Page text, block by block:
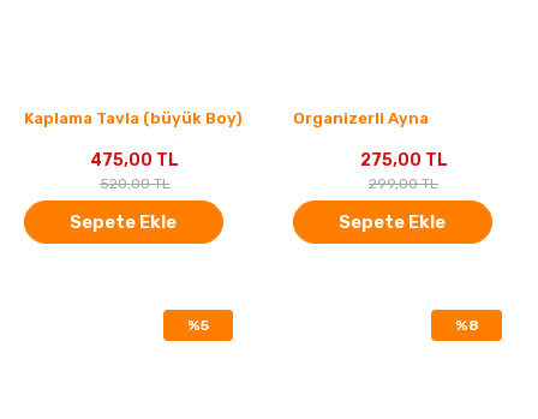
Kaplama Tavla (büyük Boy)
475,00 TL
520,00 TL
Sepete Ekle
Organizerli Ayna
275,00 TL
299,00 TL
Sepete Ekle
%5 %8